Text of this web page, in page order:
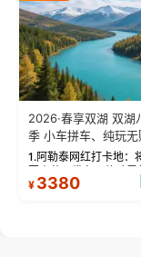
2026·春享双湖 双湖
季 小车拼车、纯玩无
1.阿勒泰网红打卡地：
军山落日缆车，体验
将军山，夕阳派对，
¥ 3380